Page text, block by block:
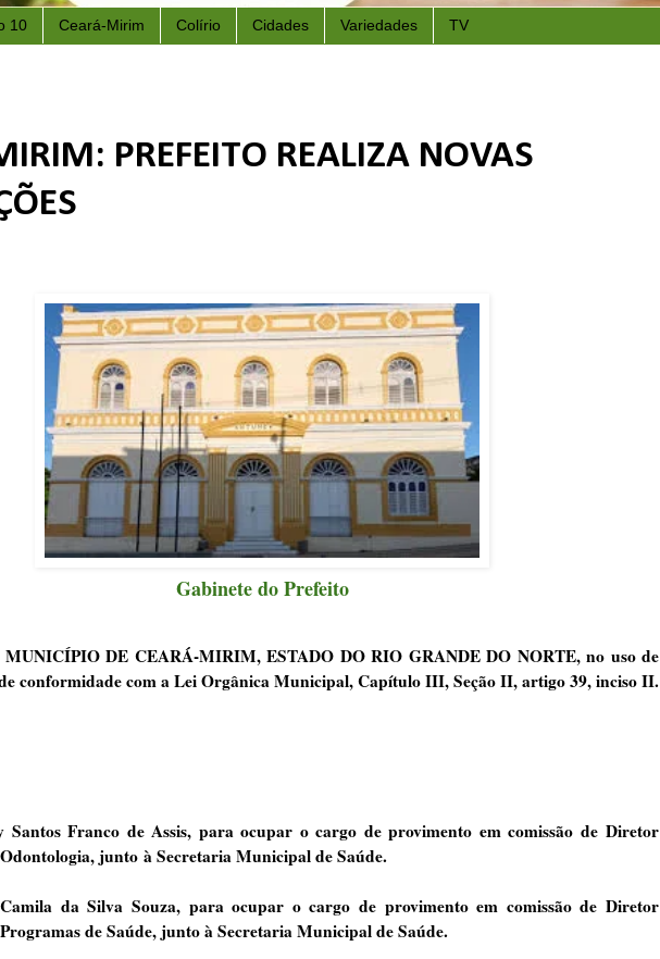
10 Ceará-Mirim Colírio Cidades Variedades TV
PREFEITO REALIZA NOVAS
Gabinete do Prefeito
DE CEARÁ-MIRIM, ESTADO DO RIO GRANDE DO NORTE, no uso de
conformidade com a Lei Orgânica Municipal, Capítulo III, Seção II, artigo 39, inciso II.
Santos Franco de Assis, para ocupar o cargo de provimento em comissão de Diretor
junto à Secretaria Municipal de Saúde.
da Silva Souza, para ocupar o cargo de provimento em comissão de Diretor
de Saúde,juntoà Secretaria Municipal de Saúde.